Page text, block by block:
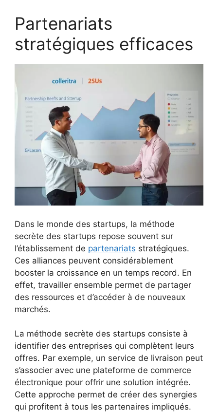
Partenariats
stratégiques efficaces
Dans le monde des startups, la méthode
secrète des startups repose souvent sur
l’établissement de partenariats stratégiques.
Ces alliances peuvent considérablement
booster la croissance en un temps record. En
effet, travailler ensemble permet de partager
des ressources et d’accéder à de nouveaux
marchés.
La méthode secrète des startups consiste à
identifier des entreprises qui complètent leurs
offres. Par exemple, un service de livraison peut
s’associer avec une plateforme de commerce
électronique pour offrir une solution intégrée.
Cette approche permet de créer des synergies
qui profitent à tous les partenaires impliqués.